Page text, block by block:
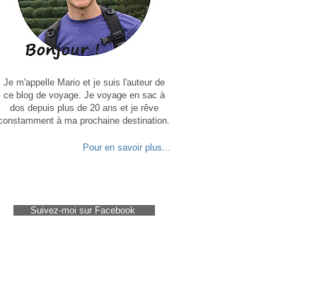
Je m'appelle Mario et je suis l'auteur de
ce blog de voyage. Je voyage en sac à
dos depuis plus de 20 ans et je rêve
à ma prochaine destination.
Pour en savoir plus...
Suivez-moi sur Facebook